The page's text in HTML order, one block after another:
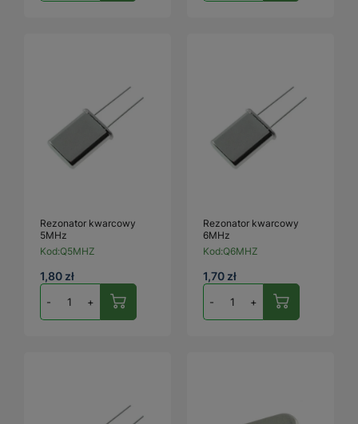
Rezonator kwarcowy
5MHz
Kod:Q5MHZ
1,80 zł
- +
Rezonator kwarcowy
6MHz
Kod:Q6MHZ
1,70 zł
- +